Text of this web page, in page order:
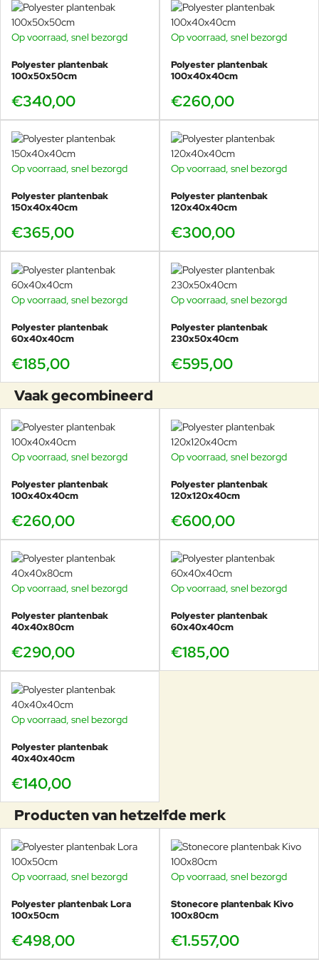
Op voorraad, snel bezorgd
Polyester plantenbak
100x50x50cm
€340,00
Op voorraad, snel bezorgd
Polyester plantenbak
100x40x40cm
€260,00
Op voorraad, snel bezorgd
Polyester plantenbak
150x40x40cm
€365,00
Op voorraad, snel bezorgd
Polyester plantenbak
120x40x40cm
€300,00
Op voorraad, snel bezorgd
Polyester plantenbak
60x40x40cm
€185,00
Op voorraad, snel bezorgd
Polyester plantenbak
230x50x40cm
€595,00
Vaak gecombineerd
Op voorraad, snel bezorgd
Polyester plantenbak
100x40x40cm
€260,00
Op voorraad, snel bezorgd
Polyester plantenbak
120x120x40cm
€600,00
Op voorraad, snel bezorgd
Polyester plantenbak
40x40x80cm
€290,00
Op voorraad, snel bezorgd
Polyester plantenbak
60x40x40cm
€185,00
Op voorraad, snel bezorgd
Polyester plantenbak
40x40x40cm
€140,00
Producten van hetzelfde merk
Op voorraad, snel bezorgd
Polyester plantenbak Lora
100x50cm
€498,00
Op voorraad, snel bezorgd
Stonecore plantenbak Kivo
100x80cm
€1.557,00